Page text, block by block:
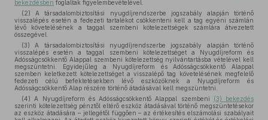
bekezdésben foglaltak figyelembevételével.
(2) A társadalombiztosítási nyugdíjrendszerbe jogszabály alapján történő
visszalépés esetén a fedezeti tartalékot csökkenteni kell a tag egyéni számlán
lévő követelésének a taggal szembeni kötelezettségek számlára átvezetett
összegével.
(3) A társadalombiztosítási nyugdíjrendszerbe jogszabály alapján történő
visszalépés esetén a taggal szembeni kötelezettséget a Nyugdíjreform és
Adósságcsökkentő Alappal szembeni kötelezettség nyilvántartásba vételével kell
megszüntetni. Egyidejűleg a Nyugdíjreform és Adósságcsökkentő Alappal
szemben keletkezett kötelezettséget a visszalépő tag követelésének megfelelő
fedezeti célú befektetésekben lévő eszközöknek a Nyugdíjreform és
Adósságcsökkentő Alap részére történő átadásával kell megszüntetni.
(4) A Nyugdíjreform és Adósságcsökkentő Alappal szembeni
(3) bekezdés
szerinti kötelezettség pénztől eltérő eszköz átadásával történő megszüntetésekor
az eszköz átadására – jellegétől függően – az értékesítés elszámolási szabályait